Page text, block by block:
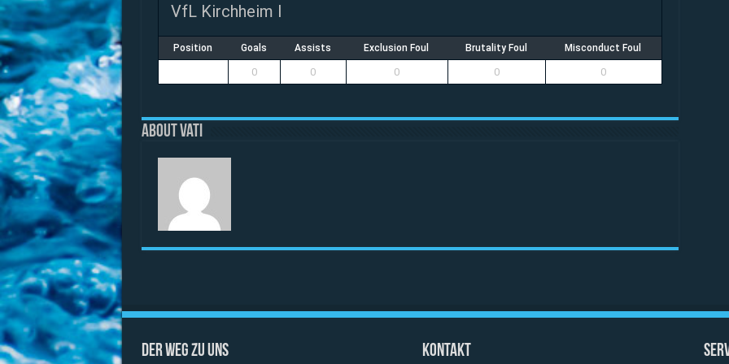
VfL Kirchheim I
Position Goals Assists Exclusion Foul Brutality Foul Misconduct Foul
0 0 0 0 0
About vati
Der Weg zu uns Kontakt